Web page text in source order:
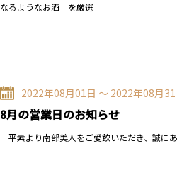
なるようなお酒」を厳選
2022年08月01日 〜 2022年08月31
8月の営業日のお知らせ
平素より南部美人をご愛飲いただき、誠に